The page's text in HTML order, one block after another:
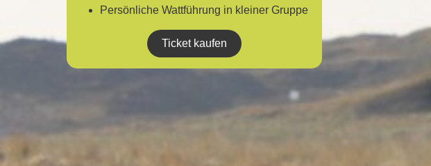
Persönliche Wattführung in kleiner Gruppe
Ticket kaufen